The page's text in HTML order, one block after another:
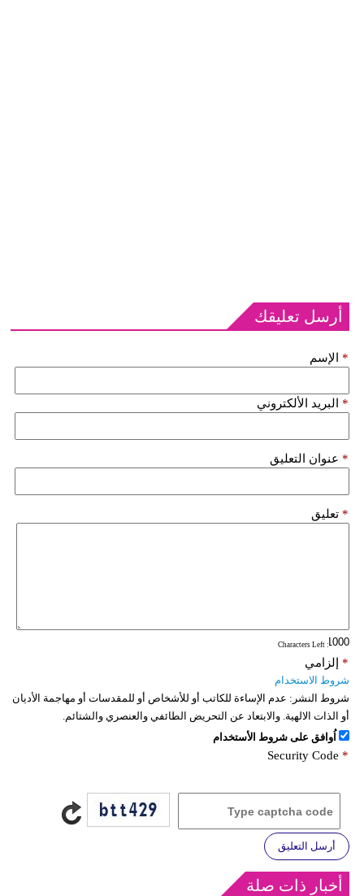
أرسل تعليقك
الإسم *
البريد الألكتروني *
عنوان التعليق *
تعليق *
: Characters Left
إلزامي *
شروط الاستخدام
شروط النشر: عدم الإساءة للكاتب أو للأشخاص أو للمقدسات أو مهاجمة الأديان
أو الذات الالهية. والابتعاد عن التحريض الطائفي والعنصري والشتائم.
اُوافق على شروط الأستخدام
Security Code *
أرسل التعليق
أخبار ذات صلة